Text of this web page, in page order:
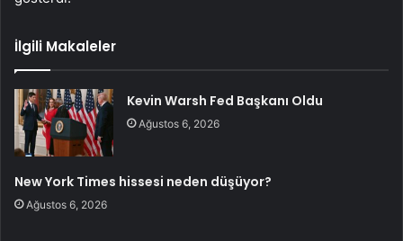
İlgili Makaleler
Kevin Warsh Fed Başkanı Oldu
Ağustos 6, 2026
New York Times hissesi neden düşüyor?
Ağustos 6, 2026